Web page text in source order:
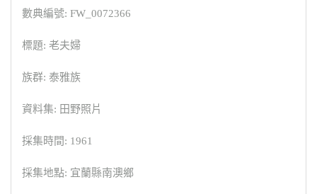
數典編號: FW_0072366
標題: 老夫婦
族群: 泰雅族
資料集: 田野照片
採集時間: 1961
採集地點: 宜蘭縣南澳鄉